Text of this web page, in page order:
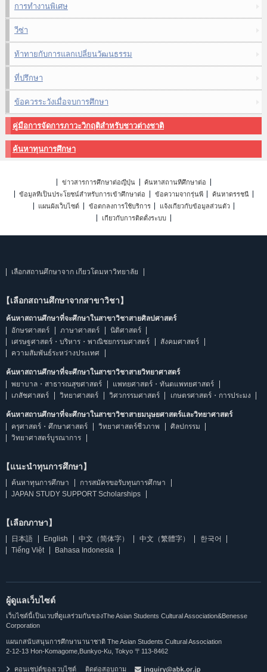
การทำงานพิเศษ
วีซ่า
ท้าทายกับการแลกเปลี่ยนวัฒนธรรม
ที่ปรึกษา
ข้อควรระวังเมื่อจบการศึกษา
คู่มือการจัดการภาวะวิกฤติสำหรับชาวต่างชาติ
ค้นหาทุนการศึกษา
ข่าวสารการศึกษาต่อญี่ปุ่น
ค้นหาสถานที่ศึกษาต่อ
ข้อมูลที่เป็นประโยชน์สำหรับการเข้าศึกษาต่อ
ข้อความจากรุ่นพี่
ค้นหาดรรชนี
แผนผังเว็บไซต์
ข้อตกลงการใช้บริการ
แจ้งเกี่ยวกับข้อมูลส่วนตัว
เกี่ยวกับการติดตั้งระบบ
เลือกสถานศึกษาจาก เกียวโตมหาวิทยาลัย
【เลือกสถานศึกษาจากสาขาวิชา】
ค้นหาสถานศึกษาที่จะศึกษาในสาขาวิชาสายศิลปศาสตร์
อักษรศาสตร์
ภาษาศาสตร์
นิติศาสตร์
เศรษฐศาสตร์・บริหาร・พาณิชยกรรมศาสตร์
สังคมศาสตร์
ความสัมพันธ์ระหว่างประเทศ
ค้นหาสถานศึกษาที่จะศึกษาในสาขาวิชาสายวิทยาศาสตร์
พยาบาล・สาธารณสุขศาสตร์
แพทยศาสตร์・ทันตแพทยศาสตร์
เภสัชศาสตร์
วิทยาศาสตร์ วิศวกรรมศาสตร์ เกษตรศาสตร์・การประมง
ค้นหาสถานศึกษาที่จะศึกษาในสาขาวิชาสายมนุษยศาสตร์และวิทยาศาสตร์
ครุศาสตร์・ศึกษาศาสตร์
วิทยาศาสตร์ชีวภาพ
ศิลปกรรม
วิทยาศาสตร์บูรณาการ
【แนะนำทุนการศึกษา】
ค้นหาทุนการศึกษา
การสมัครขอรับทุนการศึกษา
JAPAN STUDY SUPPORT Scholarships
【เลือกภาษา】
日本語 English 中文（简体字） 中文（繁體字）
한국어
Tiếng Việt
Bahasa Indonesia
ผู้ดูแลเว็บไซต์
เว็บไซต์นี้เป็นเวบที่ดูแลร่วมกันของThe Asian Students Cultural Association&Benesse
Corporation
แผนกสนับสนุนการศึกษานานาชาติ The Asian Students Cultural Association
2-12-13 Hon-Komagome,Bunkyo-Ku, Tokyo 〒113-8462
คอนเซปต์ของเวบไซต์ ติดต่อสอบถาม